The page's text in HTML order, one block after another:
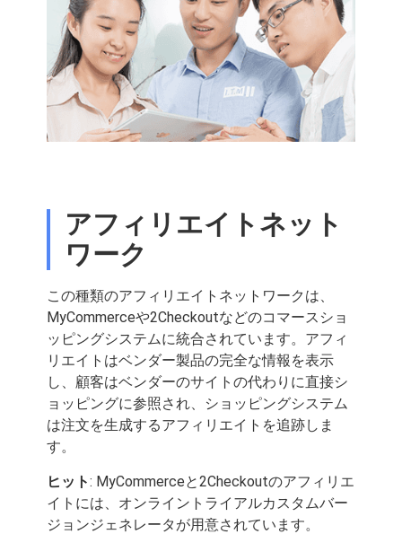
アフィリエイトネット
ワーク
この種類のアフィリエイトネットワークは、
MyCommerceや2Checkoutなどのコマースショ
ッピングシステムに統合されています。アフィ
リエイトはベンダー製品の完全な情報を表示
し、顧客はベンダーのサイトの代わりに直接シ
ョッピングに参照され、ショッピングシステム
は注文を生成するアフィリエイトを追跡しま
す。
ヒット: MyCommerceと2Checkoutのアフィリエ
イトには、オンライントライアルカスタムバー
ジョンジェネレータが用意されています。